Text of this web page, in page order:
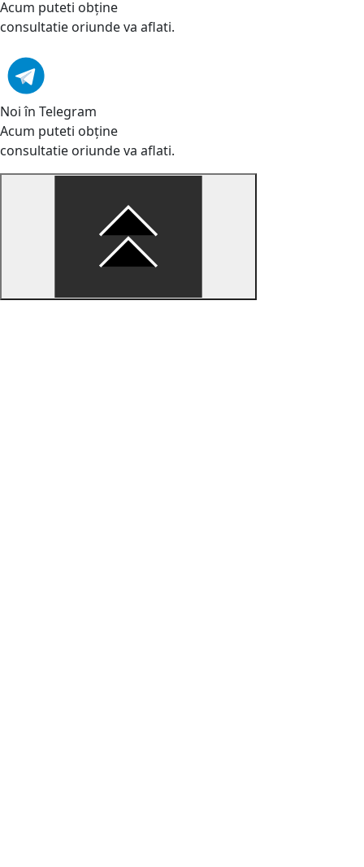
Acum puteti obține
consultatie oriunde va aflati.
Noi în Telegram
Acum puteti obține
consultatie oriunde va aflati.